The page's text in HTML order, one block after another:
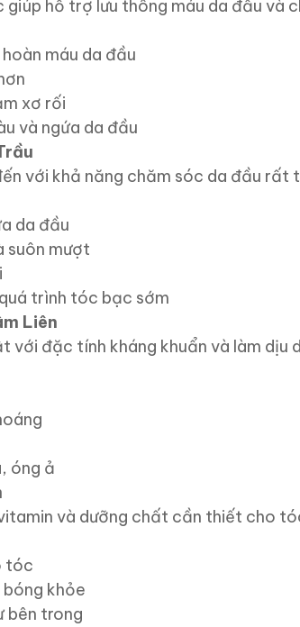
giúp hỗ trợ lưu thông máu da đầu và
máu da đầu
xơ rối
và ngứa da đầu
với khả năng chăm sóc da đầu rất
da đầu
suôn mượt
trình tóc bạc sớm
Liên
với đặc tính kháng khuẩn và làm dịu
óng ả
và dưỡng chất cần thiết cho
tóc
khỏe
bên trong